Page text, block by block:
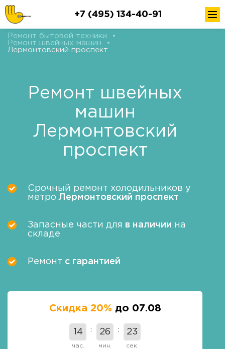
+7 (495) 134-40-91
Ремонт бытовой техники
•
Ремонт швейных машин
•
Лермонтовский проспект
Ремонт швейных
машин
Лермонтовский
проспект
Срочный ремонт холодильников у
метроЛермонтовский проспект
Запасные части для в наличии на
складе
Ремонт с гарантией
Скидка 20% до 07.08
14
час.
26
мин.
22
сек.